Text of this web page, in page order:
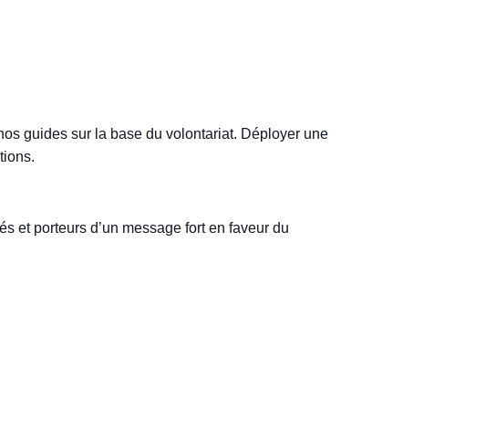
guides sur la base du volontariat. Déployer une
et porteurs d’un message fort en faveur du